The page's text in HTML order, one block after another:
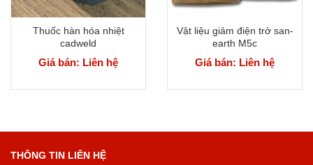
Thuốc hàn hóa nhiệt
cadweld
Giá bán: Liên hệ
Vật liệu giảm điện trở san-
earth M5c
Giá bán: Liên hệ
THÔNG TIN LIÊN HỆ